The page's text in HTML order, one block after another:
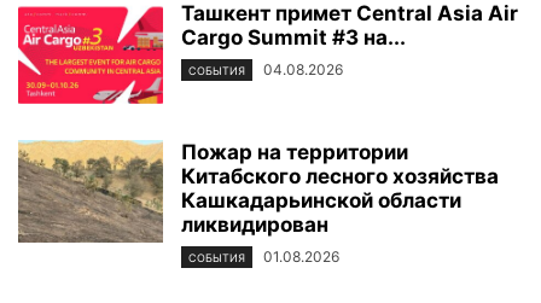
Ташкент примет Central Asia Air
Cargo Summit #3 на...
СОБЫТИЯ 04.08.2026
Пожар на территории
Китабского лесного хозяйства
Кашкадарьинской области
ликвидирован
СОБЫТИЯ 01.08.2026